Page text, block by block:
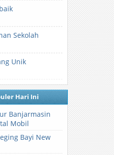
Sekolah
Unik
Hari Ini
Banjarmasin
Mobil
Bayi New